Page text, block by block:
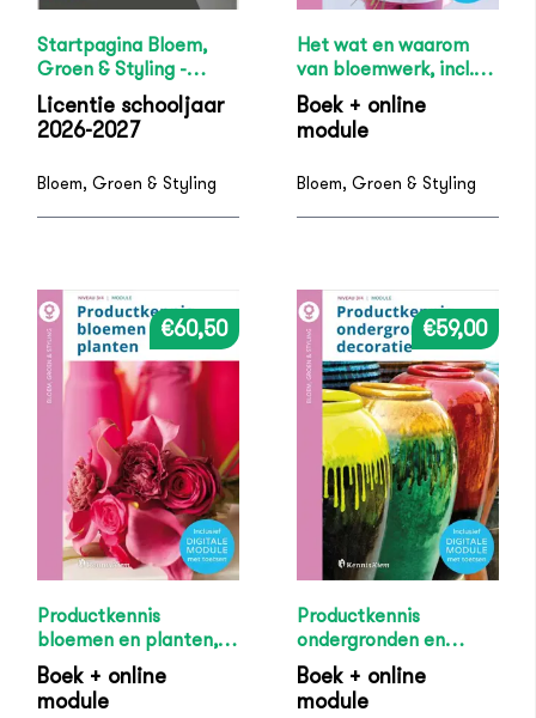
Startpagina Bloem,
Groen & Styling -
(docentenversie)
Licentie schooljaar
2026-2027
Bloem, Groen & Styling
Het wat en waarom
van bloemwerk, incl.
digitale module
Boek + online
module
Bloem, Groen & Styling
Productkennis
bloemen en planten,
incl. digitale module
Boek + online
module
€60,50
Productkennis
ondergronden en
decoratie, incl. digitale
module
Boek + online
module
€59,00